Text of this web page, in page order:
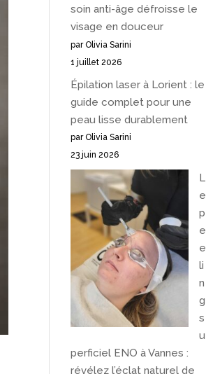
soin anti-âge défroisse le
visage en douceur
par Olivia Sarini
1 juillet 2026
Épilation laser à Lorient : le
guide complet pour une
peau lisse durablement
par Olivia Sarini
23 juin 2026
L
e
p
e
e
li
n
g
s
u
perficiel ENO à Vannes :
révélez l’éclat naturel de